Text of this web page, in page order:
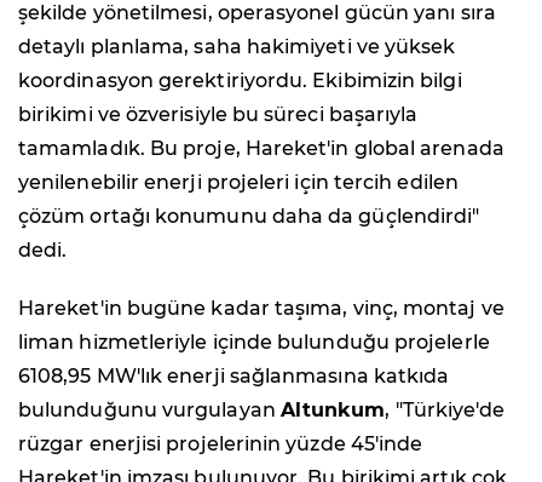
şekilde yönetilmesi, operasyonel gücün yanı sıra
detaylı planlama, saha hakimiyeti ve yüksek
koordinasyon gerektiriyordu. Ekibimizin bilgi
birikimi ve özverisiyle bu süreci başarıyla
tamamladık. Bu proje, Hareket'in global arenada
yenilenebilir enerji projeleri için tercih edilen
çözüm ortağı konumunu daha da güçlendirdi"
dedi.
Hareket'in bugüne kadar taşıma, vinç, montaj ve
liman hizmetleriyle içinde bulunduğu projelerle
6108,95 MW'lık enerji sağlanmasına katkıda
bulunduğunu vurgulayan Altunkum, "Türkiye'de
rüzgar enerjisi projelerinin yüzde 45'inde